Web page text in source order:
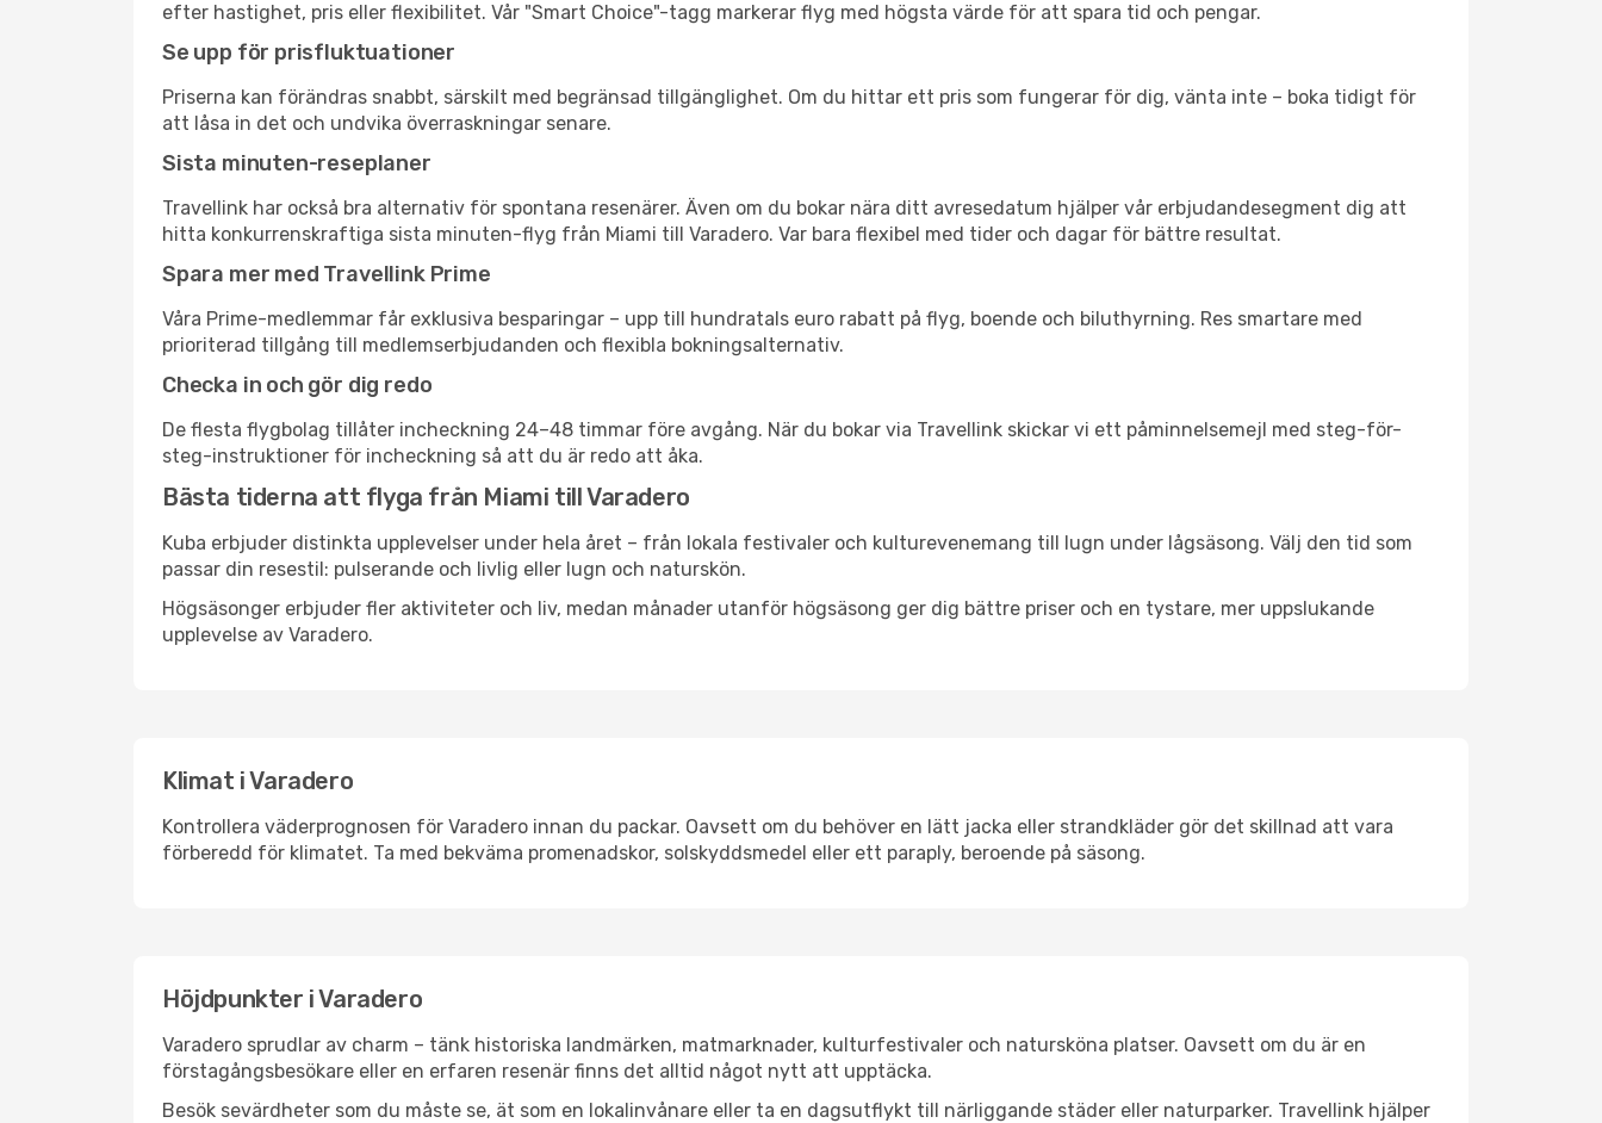
efter hastighet, pris eller flexibilitet. Vår "Smart Choice"-tagg markerar flyg med högsta värde för att spara tid och pengar.
Se upp för prisfluktuationer
Priserna kan förändras snabbt, särskilt med begränsad tillgänglighet. Om du hittar ett pris som fungerar för dig, vänta inte – boka tidigt för
att låsa in det och undvika överraskningar senare.
Sista minuten-reseplaner
Travellink har också bra alternativ för spontana resenärer. Även om du bokar nära ditt avresedatum hjälper vår erbjudandesegment dig att
hitta konkurrenskraftiga sista minuten-flyg från Miami till Varadero. Var bara flexibel med tider och dagar för bättre resultat.
Spara mer med Travellink Prime
Våra Prime-medlemmar får exklusiva besparingar – upp till hundratals euro rabatt på flyg, boende och biluthyrning. Res smartare med
prioriterad tillgång till medlemserbjudanden och flexibla bokningsalternativ.
Checka in och gör dig redo
De flesta flygbolag tillåter incheckning 24–48 timmar före avgång. När du bokar via Travellink skickar vi ett påminnelsemejl med steg-för-
steg-instruktioner för incheckning så att du är redo att åka.
Bästa tiderna att flyga från Miami till Varadero
Kuba erbjuder distinkta upplevelser under hela året – från lokala festivaler och kulturevenemang till lugn under lågsäsong. Välj den tid som
passar din resestil: pulserande och livlig eller lugn och naturskön.
Högsäsonger erbjuder fler aktiviteter och liv, medan månader utanför högsäsong ger dig bättre priser och en tystare, mer uppslukande
upplevelse av Varadero.
Klimat i Varadero
Kontrollera väderprognosen för Varadero innan du packar. Oavsett om du behöver en lätt jacka eller strandkläder gör det skillnad att vara
förberedd för klimatet. Ta med bekväma promenadskor, solskyddsmedel eller ett paraply, beroende på säsong.
Höjdpunkter i Varadero
Varadero sprudlar av charm – tänk historiska landmärken, matmarknader, kulturfestivaler och natursköna platser. Oavsett om du är en
förstagångsbesökare eller en erfaren resenär finns det alltid något nytt att upptäcka.
Besök sevärdheter som du måste se, ät som en lokalinvånare eller ta en dagsutflykt till närliggande städer eller naturparker. Travellink hjälper